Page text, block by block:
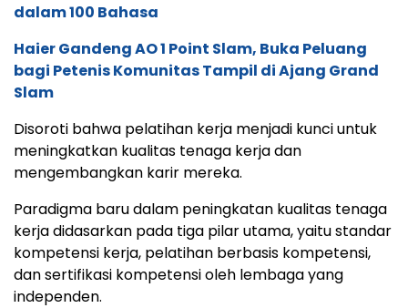
dalam 100 Bahasa
Haier Gandeng AO 1 Point Slam, Buka Peluang
bagi Petenis Komunitas Tampil di Ajang Grand
Slam
Disoroti bahwa pelatihan kerja menjadi kunci untuk
meningkatkan kualitas tenaga kerja dan
mengembangkan karir mereka.
Paradigma baru dalam peningkatan kualitas tenaga
kerja didasarkan pada tiga pilar utama, yaitu standar
kompetensi kerja, pelatihan berbasis kompetensi,
dan sertifikasi kompetensi oleh lembaga yang
independen.